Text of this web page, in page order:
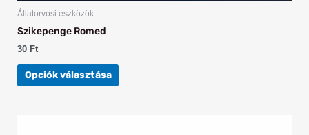
Állatorvosi eszközök
Szikepenge Romed
30 Ft
Opciók választása